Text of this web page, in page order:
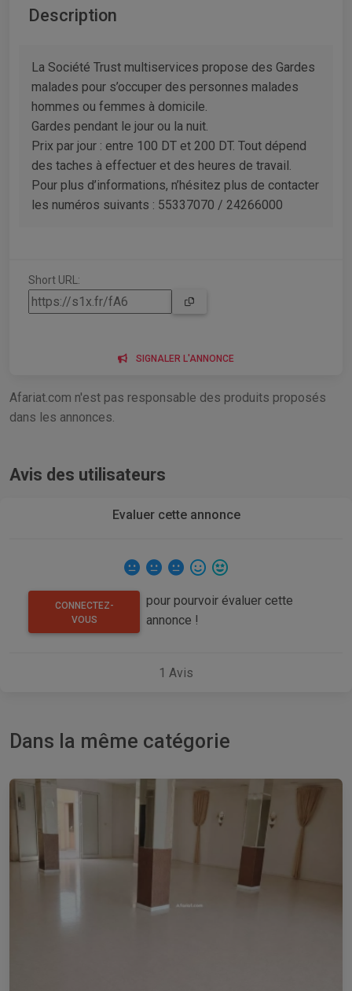
Description
La Société Trust multiservices propose des Gardes
malades pour s’occuper des personnes malades
hommes ou femmes à domicile.
Gardes pendant le jour ou la nuit.
Prix par jour : entre 100 DT et 200 DT. Tout dépend
des taches à effectuer et des heures de travail.
Pour plus d’informations, n’hésitez plus de contacter
les numéros suivants : 55337070 / 24266000
Short URL:
SIGNALER L'ANNONCE
Afariat.com n'est pas responsable des produits proposés
dans les annonces.
Avis des utilisateurs
Evaluer cette annonce
CONNECTEZ-
VOUS
pour pourvoir évaluer cette
annonce !
1 Avis
Dans la même catégorie